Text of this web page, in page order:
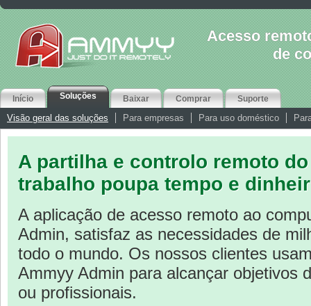
Acesso
de
Início Soluções Baixar Comprar Suporte
Visão geral das soluções Para empresas Para uso doméstico
A partilha e controlo remoto
trabalho poupa tempo e
A aplicação de acesso remoto ao
Admin, satisfaz as necessidades de
todo o mundo. Os nossos clientes
Ammyy Admin para alcançar objetivos
ou profissionais.